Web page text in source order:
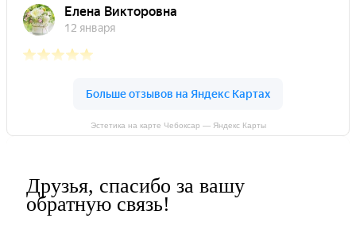
Эстетика на карте Чебоксар — Яндекс Карты
Друзья, спасибо за вашу
обратную связь!